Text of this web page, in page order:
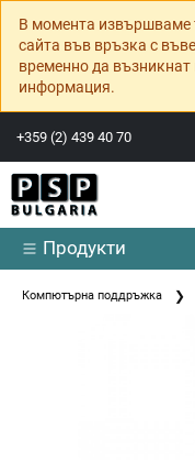
В момента извършваме
сайта във връзка с
временно да възникнат
информация.
+359 (2) 439 40 70
Продукти
Компютърна поддръжка